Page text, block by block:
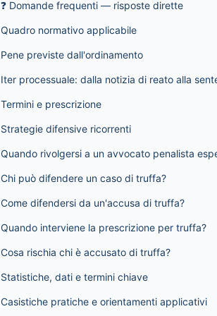
❓ Domande frequenti — risposte dirette
Quadro normativo applicabile
Pene previste dall'ordinamento
Iter processuale: dalla notizia di reato alla
Termini e prescrizione
Strategie difensive ricorrenti
Quando rivolgersi a un avvocato penalista
Chi può difendere un caso di truffa?
Come difendersi da un'accusa di truffa?
Quando interviene la prescrizione per truffa?
Cosa rischia chi è accusato di truffa?
Statistiche, dati e termini chiave
Casistiche pratiche e orientamenti applicativi